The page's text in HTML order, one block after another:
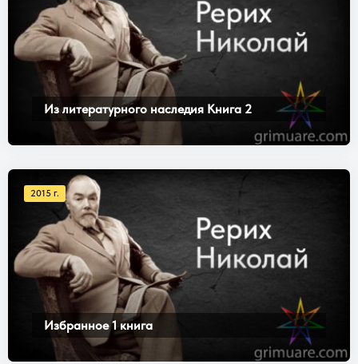
Из литературного наследия Книга 2
2015 г.
Избранное 1 книга